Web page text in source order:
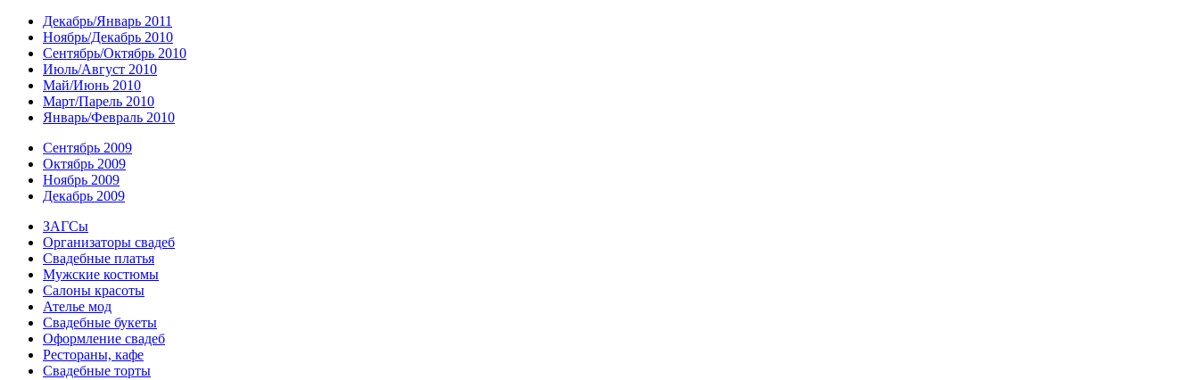
Декабрь/Январь 2011
Ноябрь/Декабрь 2010
Сентябрь/Октябрь 2010
Июль/Август 2010
Май/Июнь 2010
Март/Парель 2010
Январь/Февраль 2010
Сентябрь 2009
Октябрь 2009
Ноябрь 2009
Декабрь 2009
ЗАГСы
Организаторы свадеб
Свадебные платья
Мужские костюмы
Cалоны красоты
Ателье мод
Свадебные букеты
Оформление свадеб
Рестораны, кафе
Свадебные торты